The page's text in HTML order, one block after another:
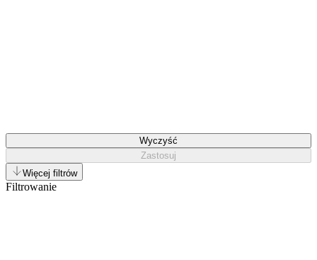
Wyczyść
Zastosuj
Więcej filtrów
Filtrowanie